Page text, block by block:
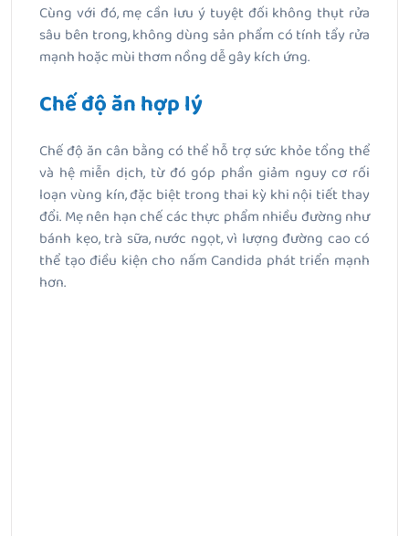
Cùng với đó, mẹ cần lưu ý tuyệt đối không thụt rửa
sâu bên trong, không dùng sản phẩm có tính tẩy rửa
mạnh hoặc mùi thơm nồng dễ gây kích ứng.
Chế độ ăn hợp lý
Chế độ ăn cân bằng có thể hỗ trợ sức khỏe tổng thể
và hệ miễn dịch, từ đó góp phần giảm nguy cơ rối
loạn vùng kín, đặc biệt trong thai kỳ khi nội tiết thay
đổi. Mẹ nên hạn chế các thực phẩm nhiều đường như
bánh kẹo, trà sữa, nước ngọt, vì lượng đường cao có
thể tạo điều kiện cho nấm Candida phát triển mạnh
hơn.